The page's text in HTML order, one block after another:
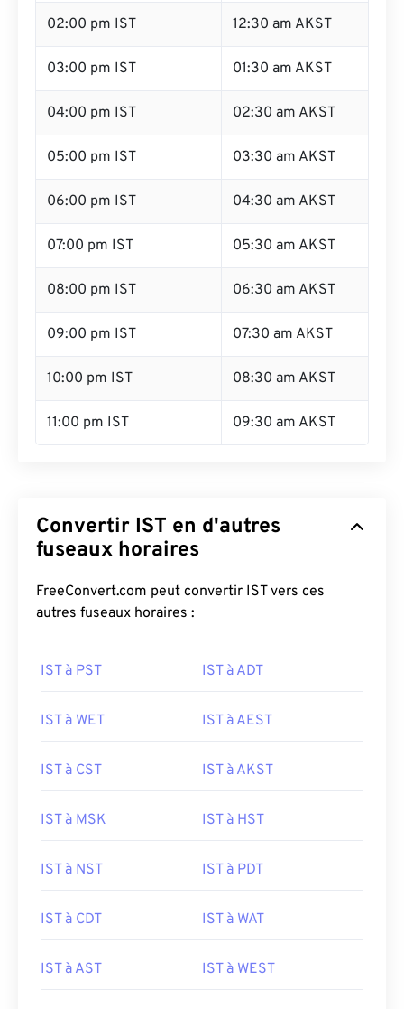
02:00 pm IST 12:30 am AKST
03:00 pm IST 01:30 am AKST
04:00 pm IST 02:30 am AKST
05:00 pm IST 03:30 am AKST
06:00 pm IST 04:30 am AKST
07:00 pm IST 05:30 am AKST
08:00 pm IST 06:30 am AKST
09:00 pm IST 07:30 am AKST
10:00 pm IST 08:30 am AKST
11:00 pm IST 09:30 am AKST
Convertir IST en d'autres
fuseaux horaires
FreeConvert.com peut convertir IST vers ces
autres fuseaux horaires :
IST à PST IST à ADT
IST à WET IST à AEST
IST à CST IST à AKST
IST à MSK IST à HST
IST à NST IST à PDT
IST à CDT IST à WAT
IST à AST IST à WEST